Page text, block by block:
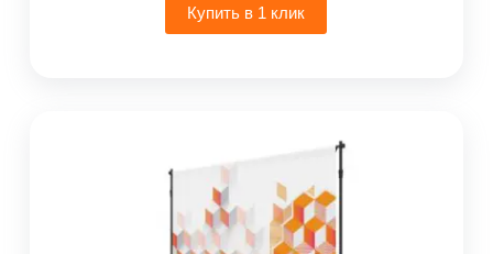
000₽
Купить в 1 клик